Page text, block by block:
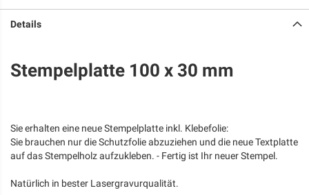
Details
Stempelplatte 100 x 30 mm
Sie erhalten eine neue Stempelplatte inkl. Klebefolie:
Sie brauchen nur die Schutzfolie abzuziehen und die neue Textplatte
auf das Stempelholz aufzukleben. - Fertig ist Ihr neuer Stempel.
Natürlich in bester Lasergravurqualität.